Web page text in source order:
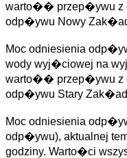
warto�� przep�ywu z
odp�ywu Nowy
Moc odniesienia
wody wyj�ciowej na
warto�� przep�ywu z
odp�ywu Stary
Moc odniesienia
odp�ywu), aktualnej
godziny. Warto�ci